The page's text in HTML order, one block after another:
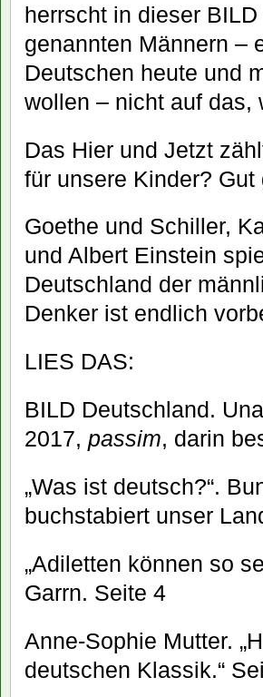
herrscht in dieser
genannten Männern –
Deutschen heute und
wollen – nicht auf das,
Das Hier und Jetzt
für unsere Kinder?
Goethe und Schiller,
und Albert Einstein
Deutschland der
Denker ist endlich
LIES DAS:
BILD Deutschland.
2017, passim, darin
„Was ist deutsch?“.
buchstabiert unser
„Adiletten können so
Garrn. Seite 4
Anne-Sophie Mutter.
deutschen Klassik.“